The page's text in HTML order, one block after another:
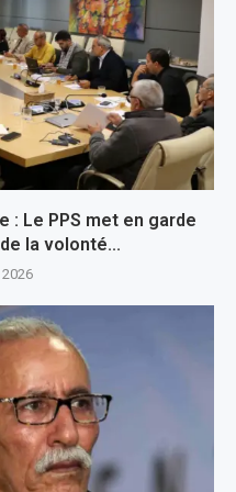
Le PPS met en garde
la volonté...